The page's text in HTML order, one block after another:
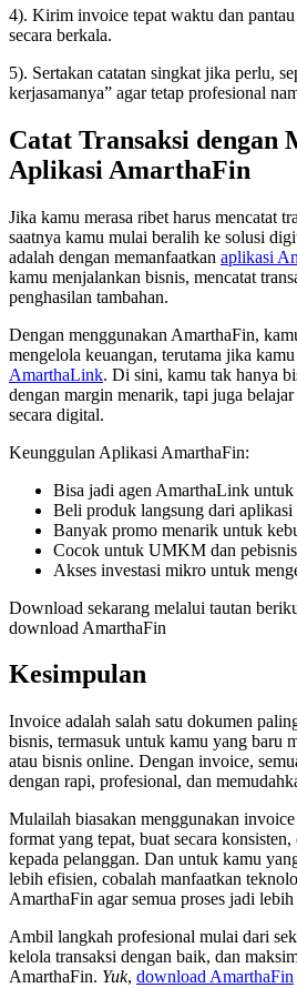
4). Kirim invoice tepat waktu dan pantau
secara berkala.
5). Sertakan catatan singkat jika perlu,
kerjasamanya” agar tetap profesional
Catat Transaksi dengan
Aplikasi AmarthaFin
Jika kamu merasa ribet harus mencatat
saatnya kamu mulai beralih ke solusi
adalah dengan memanfaatkan aplikasi
kamu menjalankan bisnis, mencatat
penghasilan tambahan.
Dengan menggunakan AmarthaFin,
mengelola keuangan, terutama jika
AmarthaLink. Di sini, kamu tak hanya
dengan margin menarik, tapi juga
secara digital.
Keunggulan Aplikasi AmarthaFin:
Bisa jadi agen AmarthaLink untuk
Beli produk langsung dari aplikasi
Banyak promo menarik untuk
Cocok untuk UMKM dan
Akses investasi mikro untuk
Download sekarang melalui tautan
download AmarthaFin
Kesimpulan
Invoice adalah salah satu dokumen
bisnis, termasuk untuk kamu yang baru
atau bisnis online. Dengan invoice,
dengan rapi, profesional, dan
Mulailah biasakan menggunakan
format yang tepat, buat secara
kepada pelanggan. Dan untuk kamu
lebih efisien, cobalah manfaatkan
AmarthaFin agar semua proses jadi
Ambil langkah profesional mulai dari
kelola transaksi dengan baik, dan
AmarthaFin. Yuk, download AmarthaFin